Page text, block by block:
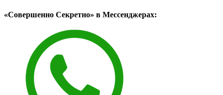
«Совершенно Секретно» в Мессенджерах: